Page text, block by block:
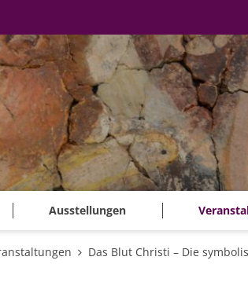
Ausstellungen
Das Blut Christi – Die